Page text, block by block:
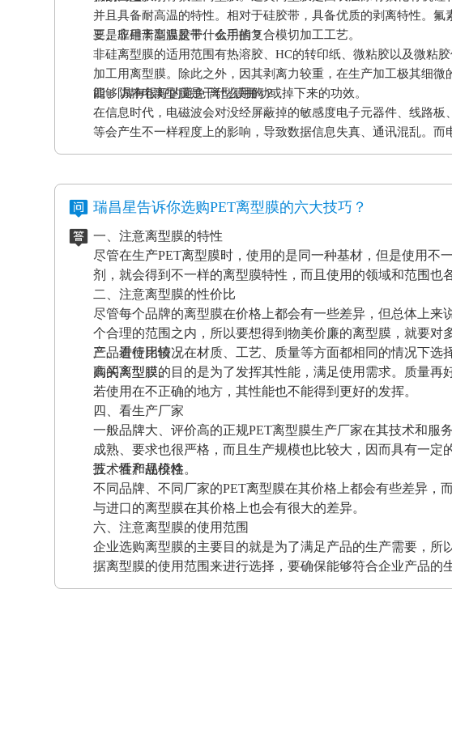
并且具备耐高温的特性。相对于硅胶带，具备优质的剥离特性。氟
要是应用于高温胶带、金手指复合模切加工工艺。
三、非硅离型膜是干什么用的？
非硅离型膜的适用范围有热溶胶、HC的转印纸、微粘胶以及微粘
加工用离型膜。除此之外，因其剥离力较重，在生产加工极其细微
能够 具有很好的避免 离型膜挪动或掉下来的功效。
四、防静电离型膜是干什么用的？
在信息时代，电磁波会对没经屏蔽掉的敏感度电子元器件、线路板
等会产生不一样程度上的影响，导致数据信息失真、通讯混乱。而
应和磨擦产生的静电感应对各种各样敏感元件、仪表设备、一些化
瑞昌星告诉你选购PET离型膜的六大技巧？
一、注意离型膜的特性
尽管在生产PET离型膜时，使用的是同一种基材，但是使用不
剂，就会得到不一样的离型膜特性，而且使用的领域和范围也
二、注意离型膜的性价比
尽管每个品牌的离型膜在价格上都会有一些差异，但总体上来
个合理的范围之内，所以要想得到物美价廉的离型膜，就要对
产品进行比较，在材质、工艺、质量等方面都相同的情况下选
高的离型膜。
三、看使用情况
购买离型膜的目的是为了发挥其性能，满足使用需求。质量再
若使用在不正确的地方，其性能也不能得到更好的发挥。
四、看生产厂家
一般品牌大、评价高的正规PET离型膜生产厂家在其技术和服
成熟、要求也很严格，而且生产规模也比较大，因而具有一定
技术性和规模性。
五、看产品价格
不同品牌、不同厂家的PET离型膜在其价格上都会有些差异，
与进口的离型膜在其价格上也会有很大的差异。
六、注意离型膜的使用范围
企业选购离型膜的主要目的就是为了满足产品的生产需要，所
据离型膜的使用范围来进行选择，要确保能够符合企业产品的